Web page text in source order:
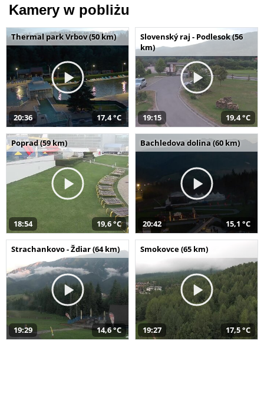
Kamery w pobliżu
Thermal park Vrbov (50 km)
20:36 17,4 °C
Slovenský raj - Podlesok (56
km)
19:15 19,4 °C
Poprad (59 km)
18:54 19,6 °C
Bachledova dolina (60 km)
20:42 15,1 °C
Strachankovo - Ždiar (64 km)
19:29 14,6 °C
Smokovce (65 km)
19:27 17,5 °C